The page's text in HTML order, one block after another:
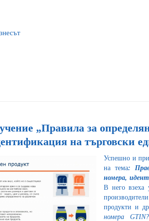
„Правила за
на търговски
Успешно и при
на тема:
номера,
В него взеха
продукти и
номера GTIN?